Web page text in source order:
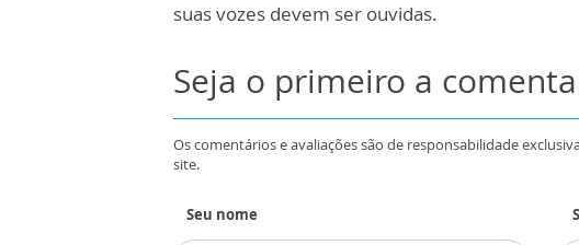
suas vozes devem ser ouvidas.
Seja o primeiro a
Os comentários e avaliações são de responsabilidade
site.
Seu nome